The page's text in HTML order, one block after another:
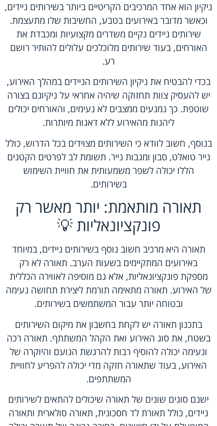
ניקיון הוא אחד המרכיבים הקריטיים ביותר בשירותים ניידים,
וכאשר מדובר באירועים בטבע, החשיבות שלו מתעצמת.
שירותים ניידים נקיים משדרים מקצועיות ומכבדת את
האורחים, בעוד שירותים מלוכלכים עלולים להותיר רושם
רע.
בכדי להבטיח את ניקיון השירותים הניידים במהלך האירוע,
יש להעסיק צוות תחזוקה שיהיה אחראי על ניקיונם בצורה
שוטפת. כך נמנעים ממצבים לא נעימים, והאורחים יכולים
ליהנות מהאירוע ללא דאגות מיותרות.
בנוסף, חשוב לוודא כי השירותים מצוידים בכל הדרוש, כולל
נייר טואלט, סבון ומגבות נייר. תשומת לב לפרטים הקטנים
הללו יכולה לשפר משמעותית את חוויית השימוש
בשירותים.
תאורה מותאמת: יותר מאשר רק
פונקציונאליות 💡
תאורה היא מרכיב חשוב נוסף בשירותים ניידים, במיוחד
באירועים המתקיימים בשעות הערב. תאורה לא רק
מספקת פונקציונאליות, אלא גם מוסיפה לאווירה הכללית
של האירוע. תאורה מתאימה תורמת ליצירת תחושה נעימה
ובטוחה יותר עבור המשתמשים בשירותים.
בתכנון תאורה יש לקחת בחשבון את מיקום השירותים
בשטח, את סוג האירוע ואת הקהל המשתתף. תאורה רכה
ונעימה יכולה להוסיף רבות להרגשת הנועם והיוקרה של
האירוע, בעוד שתאורה חזקה מדי יכולה להפריע לחוויית
המשתתפים.
ישנם סוגים שונים של תאורה שיכולים להתאים לשירותים
ניידים, כולל תאורת לד חסכונית, תאורה סולארית ותאורה